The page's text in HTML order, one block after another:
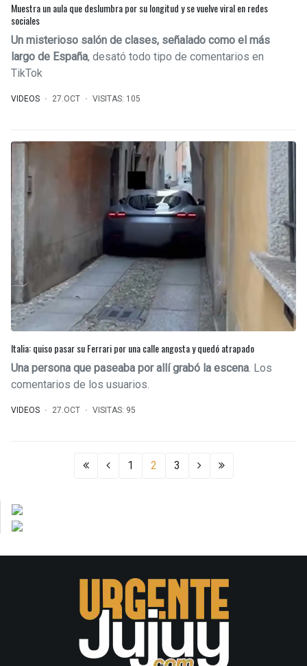
Muestra un aula que deslumbra por su longitud y se vuelve viral en redes
sociales
Un misterioso salón de clases, señalado como el más
largo de España, desató todo tipo de comentarios en
TikTok
VIDEOS 27.OCT VISITAS: 105
Italia: quiso pasar su Ferrari por una calle angosta y quedó atrapado
Una persona que paseaba por allí grabó la escena. Los
comentarios de los usuarios.
VIDEOS 27.OCT VISITAS: 95
1 2 3